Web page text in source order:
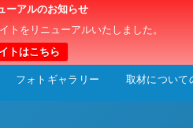
ーアルのお知らせ
トをリニューアルいたしました。
トはこちら
カー選手権（U-15）大
フォトギャラリー 取材について